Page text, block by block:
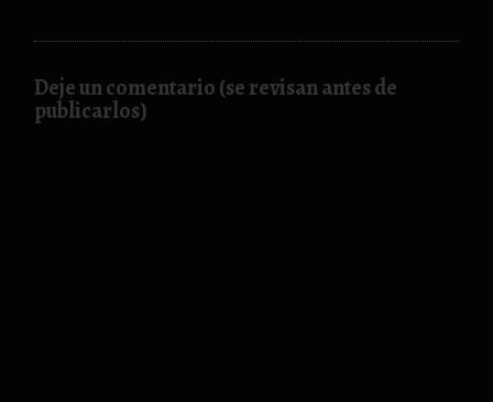
Deje un comentario (se revisan antes de
publicarlos)